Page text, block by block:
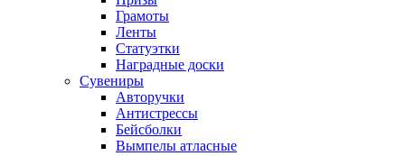
Грамоты
Ленты
Статуэтки
Наградные доски
Сувениры
Авторучки
Антистрессы
Бейсболки
Вымпелы атласные